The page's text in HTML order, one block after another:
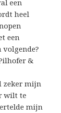
een
heel
een
&
zeker mijn
wilt te
mijn